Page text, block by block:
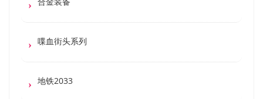
喋血街头系列
地铁2033